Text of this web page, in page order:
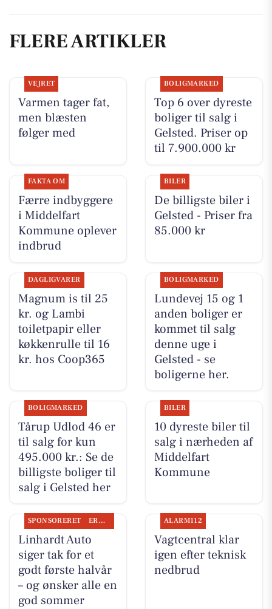
FLERE ARTIKLER
VEJRET
Varmen tager fat,
men blæsten
følger med
BOLIGMARKED
Top 6 over dyreste
boliger til salg i
Gelsted. Priser op
til 7.900.000 kr
FAKTA OM
Færre indbyggere
i Middelfart
Kommune oplever
indbrud
BILER
De billigste biler i
Gelsted - Priser fra
85.000 kr
DAGLIGVARER
Magnum is til 25
kr. og Lambi
toiletpapir eller
køkkenrulle til 16
kr. hos Coop365
BOLIGMARKED
Lundevej 15 og 1
anden boliger er
kommet til salg
denne uge i
Gelsted - se
boligerne her.
BOLIGMARKED
Tårup Udlod 46 er
til salg for kun
495.000 kr.: Se de
billigste boliger til
salg i Gelsted her
BILER
10 dyreste biler til
salg i nærheden af
Middelfart
Kommune
SPONSORERET ERHVERV
Linhardt Auto
siger tak for et
godt første halvår
– og ønsker alle en
god sommer
ALARM112
Vagtcentral klar
igen efter teknisk
nedbrud